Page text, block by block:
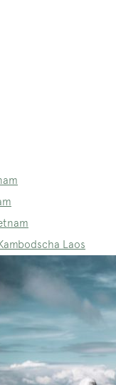
Laos